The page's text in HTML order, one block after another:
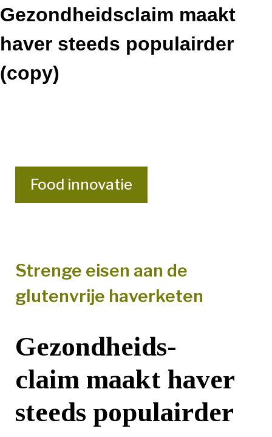
Gezondheidsclaim maakt
haver steeds populairder
(copy)
Food innovatie
Strenge eisen aan de
glutenvrije haverketen
Gezondheids-
claim maakt haver
steeds populairder